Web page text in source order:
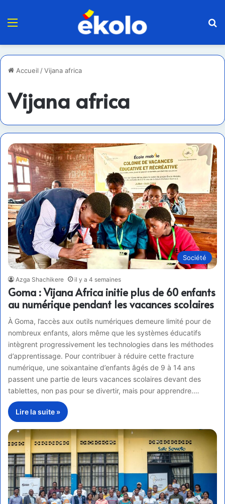
Menu
Accueil /Vijana africa
Vijana africa
Société
Azga Shachikere il y a 4 semaines
Goma : Vijana Africa initie plus de 60 enfants
au numérique pendant les vacances scolaires
À Goma, l’accès aux outils numériques demeure limité pour de
nombreux enfants, alors même que les systèmes éducatifs
intègrent progressivement les technologies dans les méthodes
d’apprentissage. Pour contribuer à réduire cette fracture
numérique, une soixantaine d’enfants âgés de 9 à 14 ans
passent une partie de leurs vacances scolaires devant des
tablettes, non pas pour se divertir, mais pour apprendre.…
Lire la suite »